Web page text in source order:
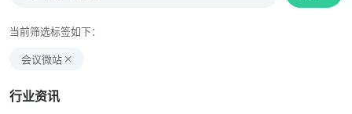
当前筛选标签如下：
会议微站
行业资讯